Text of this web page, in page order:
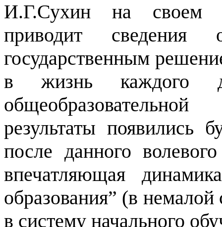
И.Г.Сухин на
приводит
государственным
в жизнь каждого
результаты появились
после данного
впечатляющая
образования” (в
в систему начального